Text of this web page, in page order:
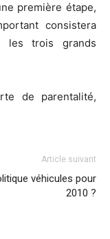
première étape,
consistera
les trois grands
de parentalité,
Article suivant
véhicules pour
2010 ?